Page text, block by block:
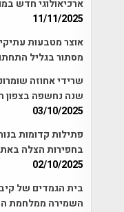
ארכיאולוגי חדש
11/11/2025
אוצר מטבעות
מסתור בגליל
שנה נחשפה בצפון
03/10/2025
בחפירות הצלה
02/10/2025
בית הגמדים של
השמירה ממלחמת